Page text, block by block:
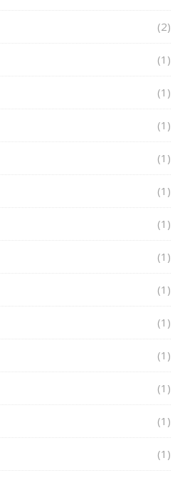
(2)
(1)
(1)
(1)
(1)
(1)
(1)
(1)
(1)
(1)
(1)
(1)
(1)
(1)